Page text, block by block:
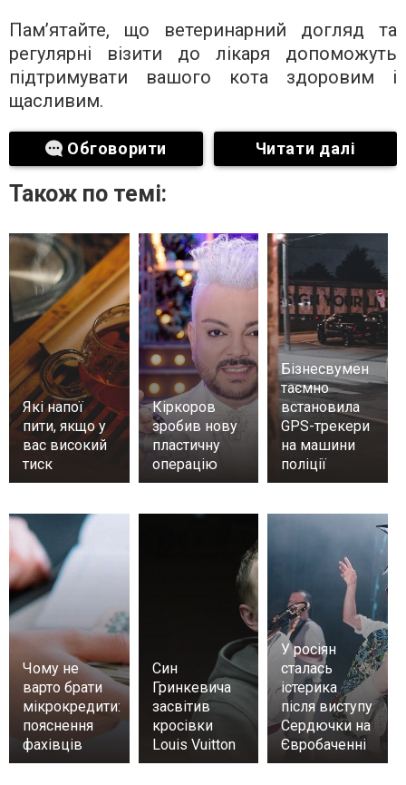
Пам’ятайте, що ветеринарний догляд та
регулярні візити до лікаря допоможуть
підтримувати вашого кота здоровим і
щасливим.
Обговорити Читати далі
Також по темі:
Які напої
пити, якщо у
вас високий
тиск
Кіркоров
зробив нову
пластичну
операцію
Бізнесвумен
таємно
встановила
GPS-трекери
на машини
поліції
Чому не
варто брати
мікрокредити:
пояснення
фахівців
Син
Гринкевича
засвітив
кросівки
Louis Vuitton
У росіян
сталась
істерика
після виступу
Сердючки на
Євробаченні